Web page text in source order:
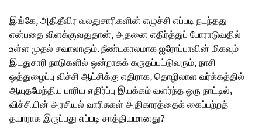
இங்கே, அதிதீவிர வலதுசாரிகளின் எழுச்சி எப்படி நடந்தது
என்பதை விளக்குவதுதான், அதனை எதிர்த்துப் போராடுவதில்
உள்ள முதல் சவாலாகும். நீண்டகாலமாக ஐரோப்பாவின் மிகவும்
இடதுசாரி நாடுகளில் ஒன்றாகக் கருதப்பட்டுவரும், நாசி
ஒத்துழைப்பு விச்சி ஆட்சிக்கு எதிராக, தொழிலாள வர்க்கத்தில்
ஆயுதமேந்திய பாரிய எதிர்ப்பு இயக்கம் வளர்ந்த ஒரு நாட்டில்,
விச்சியின் அரசியல் வாரிசுகள் அதிகாரத்தைக் கைப்பற்றத்
தயாராக இருப்பது எப்படி சாத்தியமானது?